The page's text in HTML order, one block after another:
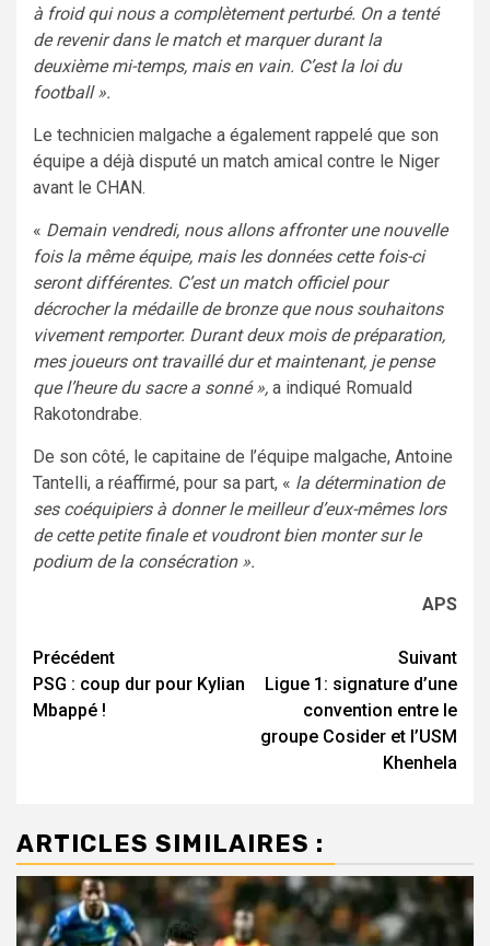
à froid qui nous a complètement perturbé. On a tenté
de revenir dans le match et marquer durant la
deuxième mi-temps, mais en vain. C’est la loi du
football ».
Le technicien malgache a également rappelé que son
équipe a déjà disputé un match amical contre le Niger
avant le CHAN.
« Demain vendredi, nous allons affronter une nouvelle
fois la même équipe, mais les données cette fois-ci
seront différentes. C’est un match officiel pour
décrocher la médaille de bronze que nous souhaitons
vivement remporter. Durant deux mois de préparation,
mes joueurs ont travaillé dur et maintenant, je pense
que l’heure du sacre a sonné », a indiqué Romuald
Rakotondrabe.
De son côté, le capitaine de l’équipe malgache, Antoine
Tantelli, a réaffirmé, pour sa part, « la détermination de
ses coéquipiers à donner le meilleur d’eux-mêmes lors
de cette petite finale et voudront bien monter sur le
podium de la consécration ».
APS
Navigation
d’article
Précédent
PSG : coup dur pour Kylian
Mbappé !
Suivant
Ligue 1: signature d’une
convention entre le
groupe Cosider et l’USM
Khenhela
ARTICLES SIMILAIRES :